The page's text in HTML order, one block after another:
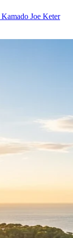
Kamado Joe Keter